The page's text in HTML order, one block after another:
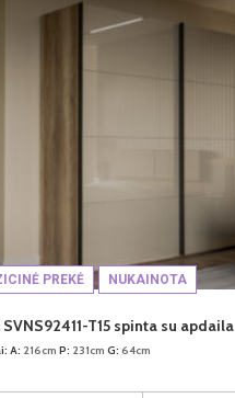
PREKĖ NUKAINOTA
SVNS92411-T15 spinta su apdaila
A: 216cm P: 231cm G: 64cm